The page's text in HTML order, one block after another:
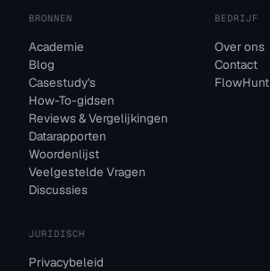
BRONNEN
Academie
Blog
Casestudy's
How-To-gidsen
Reviews & Vergelijkingen
Datarapporten
Woordenlijst
Veelgestelde Vragen
Discussies
BEDRIJF
Over ons
Contact
FlowHunt
JURIDISCH
Privacybeleid